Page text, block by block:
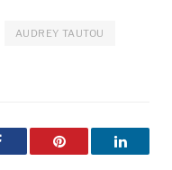
AUDREY TAUTOU
Facebook Pinterest